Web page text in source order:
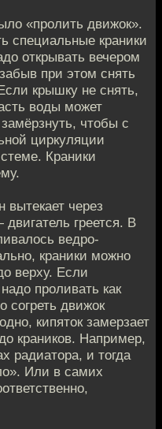
«пролить движок».
специальные краники
открывать вечером
при этом снять
крышку не снять,
воды может
чтобы с
циркуляции
Краники
через
греется. В
ведро-
краники можно
верху. Если
проливать как
согреть движок
кипяток замерзает
краников. Например,
радиатора, и тогда
Или в самих